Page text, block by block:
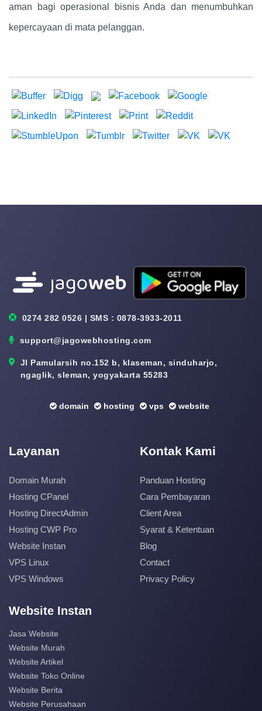
aman bagi operasional bisnis Anda dan menumbuhkan
kepercayaan di mata pelanggan.
0274 282 0526 | SMS : 0878-3933-2011
support@jagowebhosting.com
Jl Pamularsih no.152 b, klaseman, sinduharjo,
ngaglik, sleman, yogyakarta 55283
domain hosting vps website
Layanan
Domain Murah
Hosting CPanel
Hosting DirectAdmin
Hosting CWP Pro
Website Instan
VPS Linux
VPS Windows
Kontak Kami
Panduan Hosting
Cara Pembayaran
Client Area
Syarat & Ketentuan
Blog
Contact
Privacy Policy
Website Instan
Jasa Website
Website Murah
Website Artikel
Website Toko Online
Website Berita
Website Perusahaan